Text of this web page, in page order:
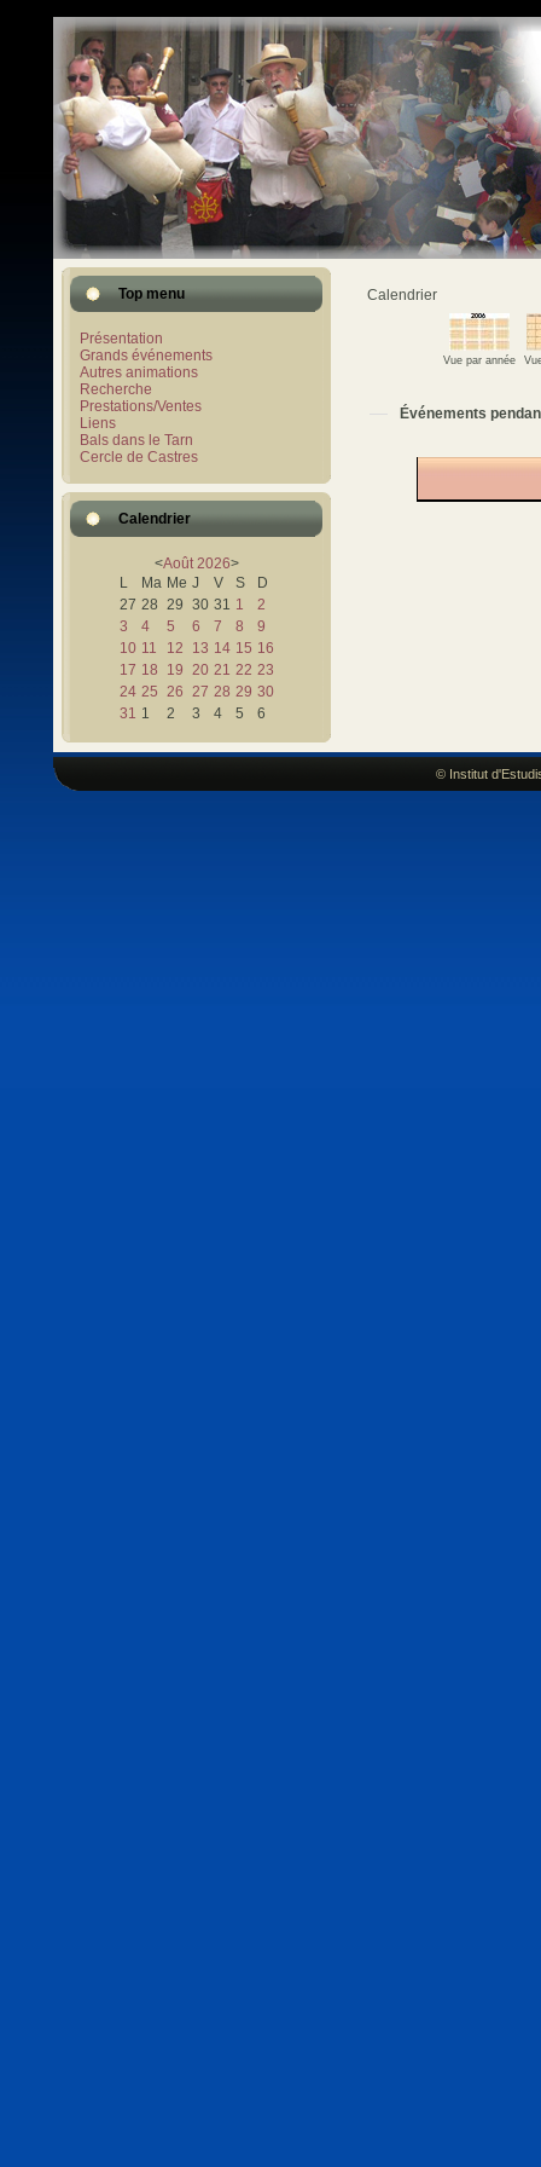
Top menu
Présentation
Grands événements
Autres animations
Recherche
Prestations/Ventes
Liens
Bals dans le Tarn
Cercle de Castres
Calendrier
<Août 2026>
L
Ma Me J V S
D
27 28 29 30 31 1
2
3
4 5 6 7 8
9
10 11 12 13 14 15 16
17 18 19 20 21 22 23
24 25 26 27 28 29 30
31 1 2 3 4 5 6
Calendrier
Vue par année
Événements
© Institut